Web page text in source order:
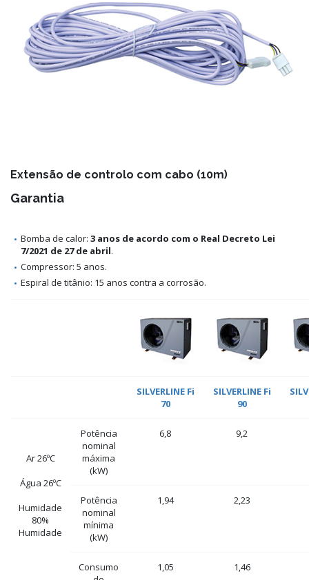
Extensão de controlo com cabo (10m)
Garantia
Bomba de calor: 3 anos de acordo com o Real Decreto Lei
7/2021 de 27 de abril.
Compressor: 5 anos.
Espiral de titânio: 15 anos contra a corrosão.
SILVERLINE Fi
70
SILVERLINE Fi
90
Ar 26ºC
Água 26ºC
Humidade
80%
Humidade
Potência
nominal
máxima
(kW)
6,8 9,2
Potência
nominal
mínima
(kW)
1,94 2,23
Consumo
1,05 1,46